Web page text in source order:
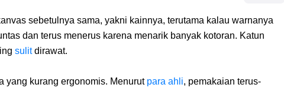
sebetulnya sama, yakni kainnya, terutama kalau warnanya
dan terus menerus karena menarik banyak kotoran. Katun
sulitdirawat.
yang kurang ergonomis. Menurut para ahli, pemakaian terus-